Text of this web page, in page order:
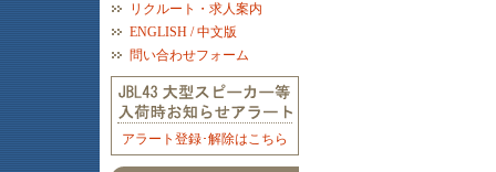
リクルート・求人案内
ENGLISH / 中文版
問い合わせフォーム
アラート登録･解除はこちら